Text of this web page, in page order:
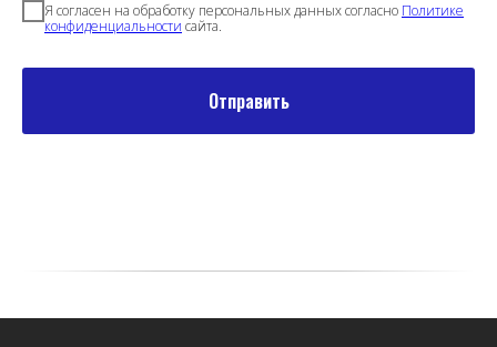
Я согласен на обработку персональных данных согласно Политике
конфиденциальности сайта.
Отправить